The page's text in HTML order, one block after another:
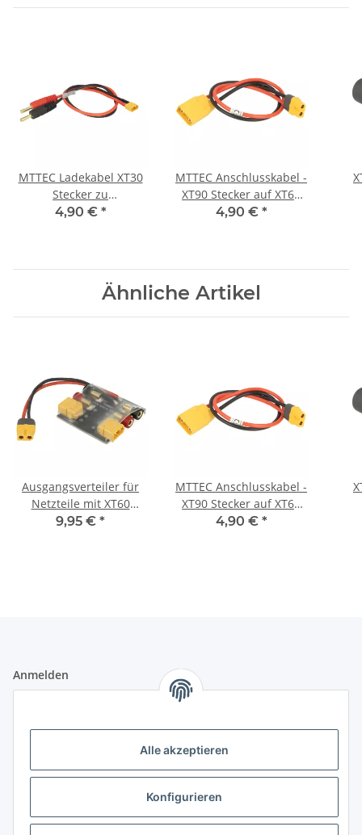
Alle akzeptieren
Konfigurieren
MTTEC Ladekabel XT30
Stecker zu
Bananenstecker - 30 cm
4,90 € *
MTTEC Anschlusskabel -
XT90 Stecker auf XT60
Buchse
4,90 € *
Ähnliche Artikel
Ausgangsverteiler für
Netzteile mit XT60
Stecker
9,95 € *
MTTEC Anschlusskabel -
XT90 Stecker auf XT60
Buchse
4,90 € *
Anmelden
markierten Felder sind Pflichtfelder.
Passwort
Anmelden